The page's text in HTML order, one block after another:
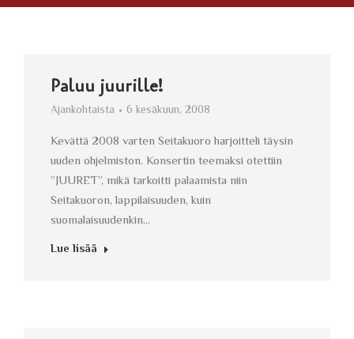
Paluu juurille!
Ajankohtaista 6 kesäkuun, 2008
Kevättä 2008 varten Seitakuoro harjoitteli täysin
uuden ohjelmiston. Konsertin teemaksi otettiin
”JUURET”, mikä tarkoitti palaamista niin
Seitakuoron, lappilaisuuden, kuin
suomalaisuudenkin…
Lue lisää